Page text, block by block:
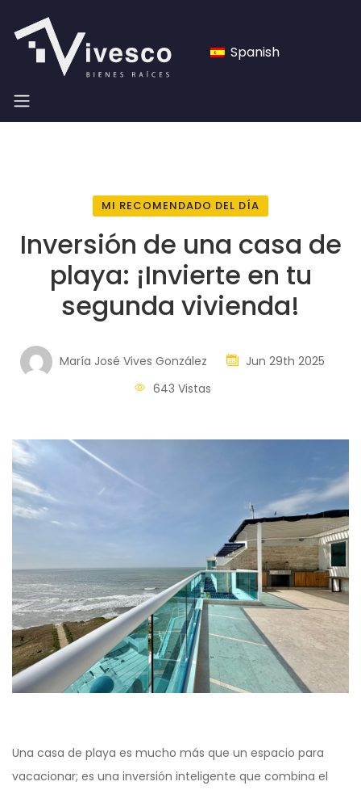
Spanish
MI RECOMENDADO DEL DÍA
Inversión de una casa de
playa: ¡Invierte en tu
segunda vivienda!
María José Vives González
Jun 29th 2025
643 Vistas
Una casa de playa es mucho más que un espacio para
vacacionar; es una inversión inteligente que combina el